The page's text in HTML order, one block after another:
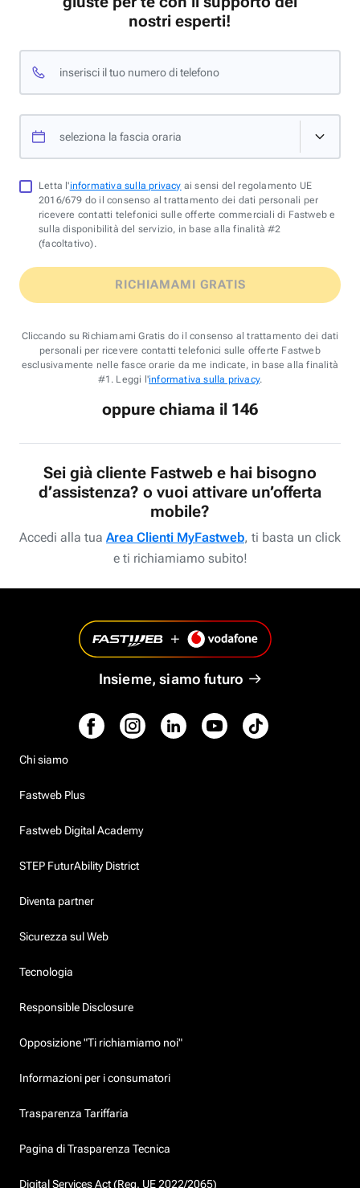
nostri esperti!
inserisci il tuo numero di telefono
seleziona la fascia oraria
Letta l'informativa sulla privacy ai sensi del regolamento UE
2016/679 do il consenso al trattamento dei dati personali per
ricevere contatti telefonici sulle offerte commerciali di Fastweb e
sulla disponibilità del servizio, in base alla finalità #2
(facoltativo).
RICHIAMAMI GRATIS
Cliccando su Richiamami Gratis do il consenso al trattamento dei dati
personali per ricevere contatti telefonici sulle offerte Fastweb
esclusivamente nelle fasce orarie da me indicate, in base alla finalità
#1. Leggi l'informativa sulla privacy.
oppure chiama il 146
Sei già cliente Fastweb e hai bisogno
d’assistenza? o vuoi attivare un’offerta
mobile?
Accedi alla tua Area Clienti MyFastweb, ti basta un click
e ti richiamiamo subito!
Insieme, siamo futuro
Chi siamo
Fastweb Plus
Fastweb Digital Academy
STEP FuturAbility District
Diventa partner
Sicurezza sul Web
Tecnologia
Responsible Disclosure
Opposizione "Ti richiamiamo noi"
Informazioni per i consumatori
Trasparenza Tariffaria
Pagina di Trasparenza Tecnica
Digital Services Act (Reg. UE 2022/2065)